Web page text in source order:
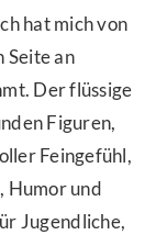
hat mich von
Seite an
Der flüssige
Figuren,
Feingefühl,
Humor und
Jugendliche,